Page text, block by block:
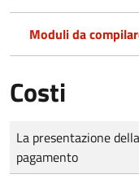
Moduli da
Costi
Tipo di pagamento
Importo
La presentazione
pagamento